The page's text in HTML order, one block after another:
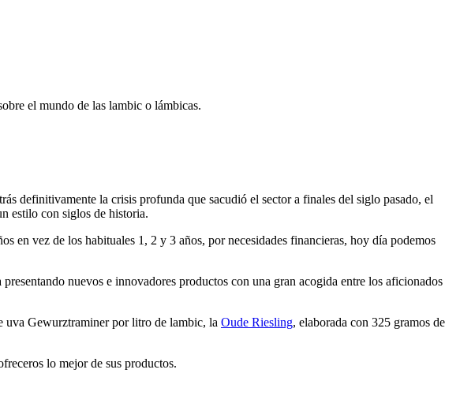
el mundo de las lambic o lámbicas.
definitivamente la crisis profunda que sacudió el sector a finales del siglo pasado, el
estilo con siglos de historia.
en vez de los habituales 1, 2 y 3 años, por necesidades financieras, hoy día podemos
nuevos e innovadores productos con una gran acogida entre los aficionados
uva Gewurztraminer por litro de lambic, la Oude Riesling, elaborada con 325 gramos de
lo mejor de sus productos.